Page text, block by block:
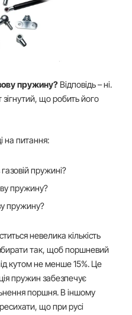
пружину? Відповідь – ні.
що робить його
на питання:
пружині?
пружину?
пружину?
невелика кількість
збирати так, щоб поршневий
кутом не менше 15%. Це
пружин забезпечує
поршня. В іншому
що при русі